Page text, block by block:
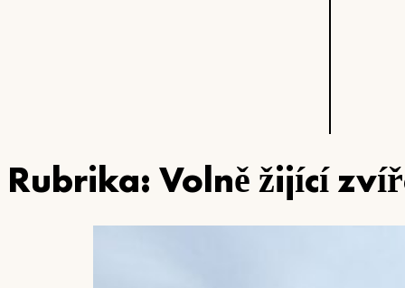
Rubrika: Volně žijící